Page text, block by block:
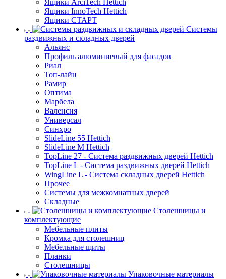
Ящики ArciTech Hettich
Ящики InnoTech Hettich
Ящики СТАРТ
Системы
раздвижных и складных дверей
Альянс
Профиль алюминиевый для фасадов
Риал
Топ-лайн
Рамир
Оптима
Марбела
Валенсия
Универсал
Синхро
SlideLine 55 Hettich
SlideLine M Hettich
TopLine 27 - Система раздвижных дверей Hettich
TopLine L - Система раздвижных дверей Hettich
WingLine L - Система складных дверей Hettich
Прочее
Системы для межкомнатных дверей
Складные
Столешницы и
комплектующие
Мебельные плиты
Кромка для столешниц
Мебельные щиты
Планки
Столешницы
Упаковочные материалы